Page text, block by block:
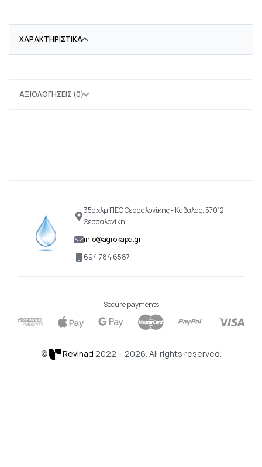
ΧΑΡΑΚΤΗΡΙΣΤΙΚΆ
ΑΞΙΟΛΟΓΉΣΕΙΣ (0)
35ο χλμ ΠΕΟ Θεσσαλονίκης - Καβάλας, 57012
Θεσσαλονίκη
info@agrokapa.gr
694 784 6587
© Revinad 2022 – 2026. All rights reserved.
Secure payments